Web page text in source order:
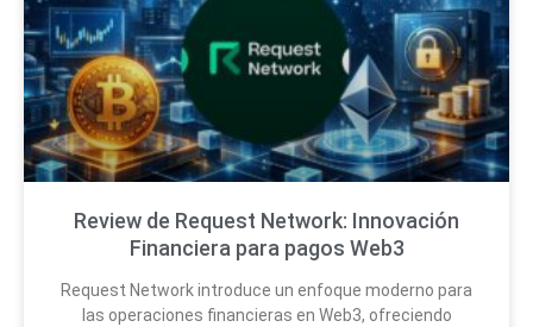
Review de Request Network: Innovación
Financiera para pagos Web3
Request Network introduce un enfoque moderno para
las operaciones financieras en Web3, ofreciendo